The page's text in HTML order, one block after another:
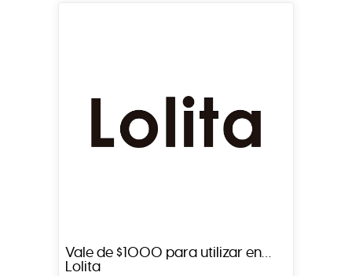
Vale de $1000 para utilizar en
Lolita